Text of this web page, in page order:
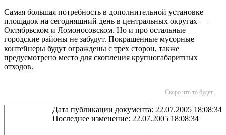
Самая большая потребность в дополнительной установке
площадок на сегодняшний день в центральных округах —
Октябрьском и Ломоносовском. Но и про остальные
городские районы не забудут. Покрашенные мусорные
контейнеры будут ограждены с трех сторон, также
предусмотрено место для скопления крупногабаритных
отходов.
Скоро что то будет...
Дата публикации документа: 22.07.2005 18:08:34
Последнее изменение: 22.07.2005 18:08:34